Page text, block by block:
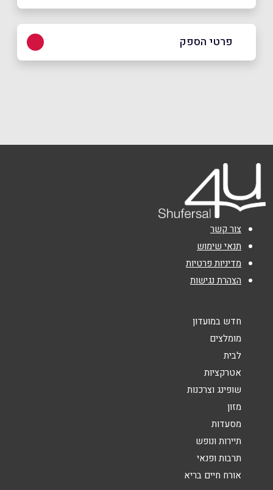
פרטי הספק
שם מלא
טלפון*
אימייל*
נושא*
הודעה*
צור קשר
תנאי שימוש
מדיניות פרטיות
הצהרת נגישות
חדש במועדון
מומלצים
לבית
אטרקציות
שופינג וצרכנות
מזון
מסעדות
תיירות ונופש
תרבות ופנאי
אורח חיים בריא